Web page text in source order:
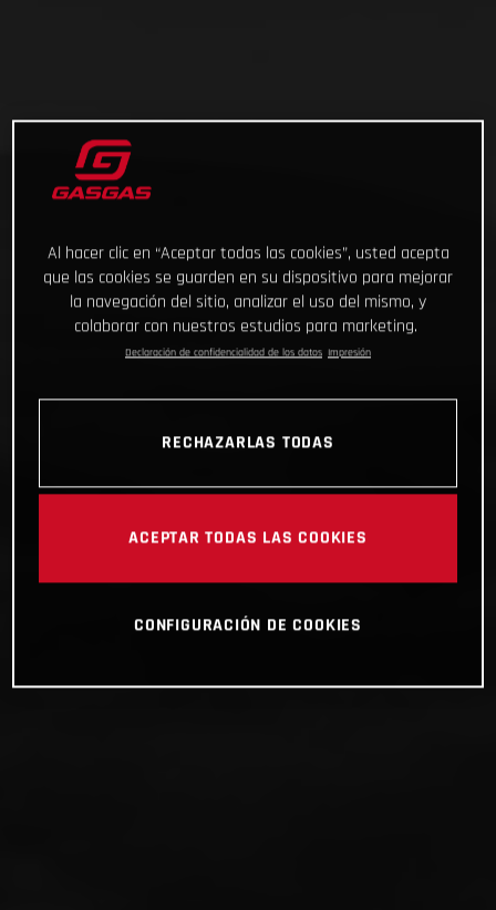
Al hacer clic en “Aceptar todas las cookies”, usted acepta
que las cookies se guarden en su dispositivo para mejorar
la navegación del sitio, analizar el uso del mismo, y
colaborar con nuestros estudios para marketing.
Declaración de confidencialidad de los datos Impresión
RECHAZARLAS TODAS
ACEPTAR TODAS LAS COOKIES
CONFIGURACIÓN DE COOKIES